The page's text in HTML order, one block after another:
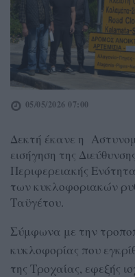
05/05/2026 07:00
Δεκτή έκανε η
εισήγηση της
Περιφερειακής
των κυκλοφοριακών
Ταϋγέτου.
Σύμφωνα με την
κυκλοφορίας που
της Τροχαίας, εφεξής